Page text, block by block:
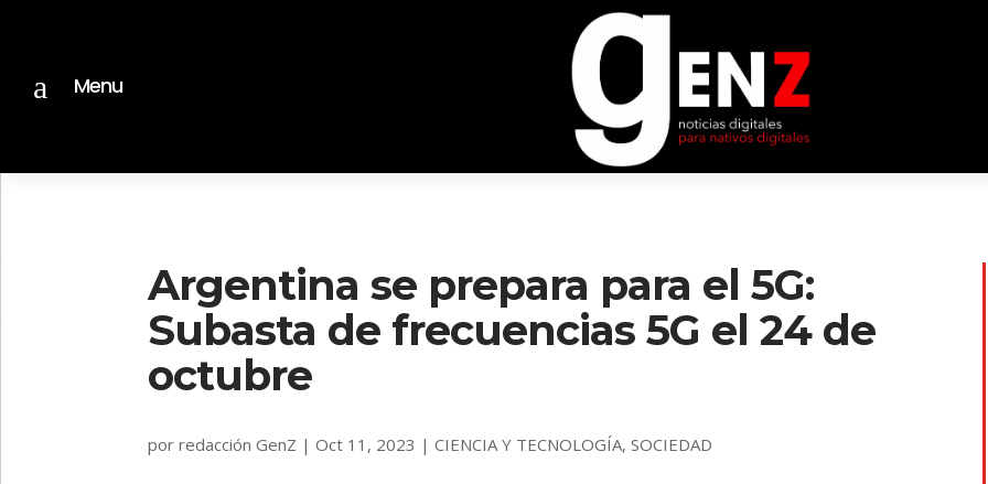
a Menu
Argentina se prepara para el 5G:
Subasta de frecuencias 5G el 24 de
octubre
porredacción GenZ |Oct 11, 2023 |CIENCIA Y TECNOLOGÍA,SOCIEDAD